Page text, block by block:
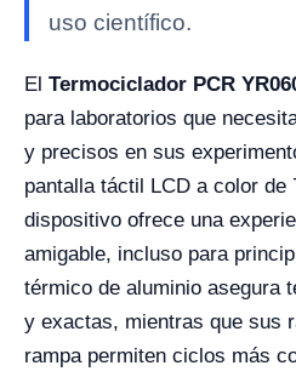
uso científico.
El Termociclador PCR
para laboratorios que
y precisos en sus
pantalla táctil LCD a color de
dispositivo ofrece una
amigable, incluso para
térmico de aluminio asegura
y exactas, mientras que sus
rampa permiten ciclos más